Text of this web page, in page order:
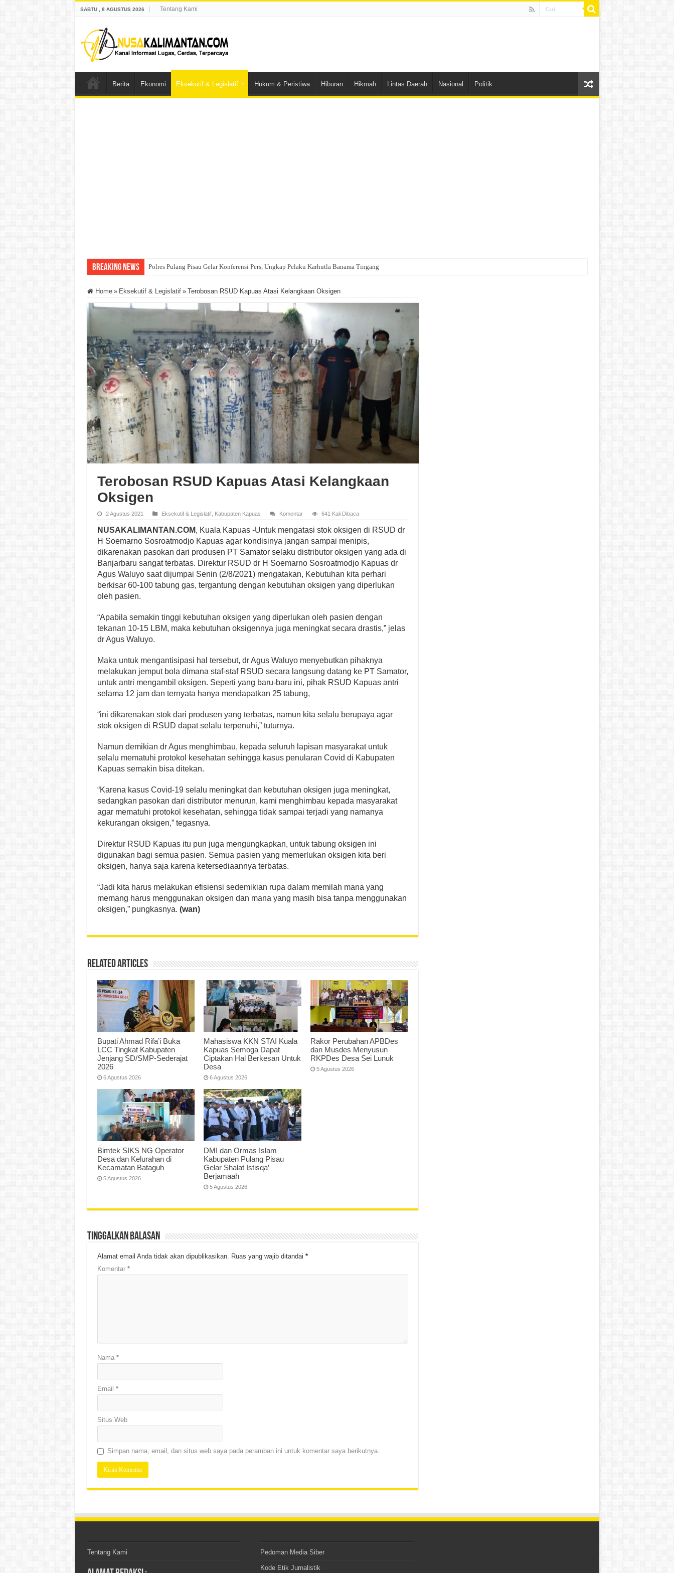
SABTU , 8 AGUSTUS 2026 Tentang Kami
Berita Ekonomi Eksekutif & Legislatif Hukum & Peristiwa Hiburan Hikmah Lintas Daerah Nasional Politik
Breaking News Polres Pulang Pisau Gelar Konferensi Pers, Ungkap Pelaku Karhutla Banama Tingang
Home » Eksekutif & Legislatif » Terobosan RSUD Kapuas Atasi Kelangkaan Oksigen
Terobosan RSUD Kapuas Atasi Kelangkaan
Oksigen
2 Agustus 2021 Eksekutif & Legislatif, Kabupaten Kapuas Komentar 641 Kali Dibaca
NUSAKALIMANTAN.COM, Kuala Kapuas -Untuk mengatasi stok oksigen di RSUD dr
H Soemarno Sosroatmodjo Kapuas agar kondisinya jangan sampai menipis,
dikarenakan pasokan dari produsen PT Samator selaku distributor oksigen yang ada di
Banjarbaru sangat terbatas. Direktur RSUD dr H Soemarno Sosroatmodjo Kapuas dr
Agus Waluyo saat dijumpai Senin (2/8/2021) mengatakan, Kebutuhan kita perhari
berkisar 60-100 tabung gas, tergantung dengan kebutuhan oksigen yang diperlukan
oleh pasien.
“Apabila semakin tinggi kebutuhan oksigen yang diperlukan oleh pasien dengan
tekanan 10-15 LBM, maka kebutuhan oksigennya juga meningkat secara drastis,” jelas
dr Agus Waluyo.
Maka untuk mengantisipasi hal tersebut, dr Agus Waluyo menyebutkan pihaknya
melakukan jemput bola dimana staf-staf RSUD secara langsung datang ke PT Samator,
untuk antri mengambil oksigen. Seperti yang baru-baru ini, pihak RSUD Kapuas antri
selama 12 jam dan ternyata hanya mendapatkan 25 tabung,
“ini dikarenakan stok dari produsen yang terbatas, namun kita selalu berupaya agar
stok oksigen di RSUD dapat selalu terpenuhi,” tuturnya.
Namun demikian dr Agus menghimbau, kepada seluruh lapisan masyarakat untuk
selalu mematuhi protokol kesehatan sehingga kasus penularan Covid di Kabupaten
Kapuas semakin bisa ditekan.
“Karena kasus Covid-19 selalu meningkat dan kebutuhan oksigen juga meningkat,
sedangkan pasokan dari distributor menurun, kami menghimbau kepada masyarakat
agar mematuhi protokol kesehatan, sehingga tidak sampai terjadi yang namanya
kekurangan oksigen,” tegasnya.
Direktur RSUD Kapuas itu pun juga mengungkapkan, untuk tabung oksigen ini
digunakan bagi semua pasien. Semua pasien yang memerlukan oksigen kita beri
oksigen, hanya saja karena ketersediaannya terbatas.
“Jadi kita harus melakukan efisiensi sedemikian rupa dalam memilah mana yang
memang harus menggunakan oksigen dan mana yang masih bisa tanpa menggunakan
oksigen,” pungkasnya. (wan)
Related Articles
Bupati Ahmad Rifa’i Buka
LCC Tingkat Kabupaten
Jenjang SD/SMP-Sederajat
2026
6 Agustus 2026
Mahasiswa KKN STAI Kuala
Kapuas Semoga Dapat
Ciptakan Hal Berkesan Untuk
Desa
6 Agustus 2026
Rakor Perubahan APBDes
dan Musdes Menyusun
RKPDes Desa Sei Lunuk
5 Agustus 2026
Bimtek SIKS NG Operator
Desa dan Kelurahan di
Kecamatan Bataguh
5 Agustus 2026
DMI dan Ormas Islam
Kabupaten Pulang Pisau
Gelar Shalat Istisqa’
Berjamaah
5 Agustus 2026
Tinggalkan Balasan
Alamat email Anda tidak akan dipublikasikan. Ruas yang wajib ditandai *
Komentar *
Nama *
Email *
Situs Web
Simpan nama, email, dan situs web saya pada peramban ini untuk komentar saya berikutnya.
Tentang Kami Pedoman Media Siber
Kode Etik Jurnalistik